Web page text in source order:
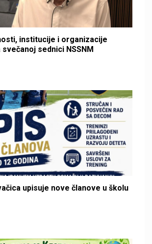
institucije i organizacije
sednici NSSNM
upisuje nove članove u školu